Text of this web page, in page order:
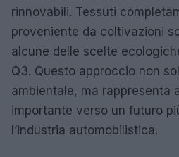
rinnovabili. Tessuti
proveniente da coltivazioni
alcune delle scelte
Q3. Questo approccio non
ambientale, ma rappresenta
importante verso un futuro
l’industria automobilistica.